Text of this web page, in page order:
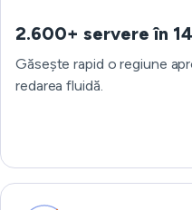
2.600+ servere în
Găsește rapid o regiune
redarea fluidă.